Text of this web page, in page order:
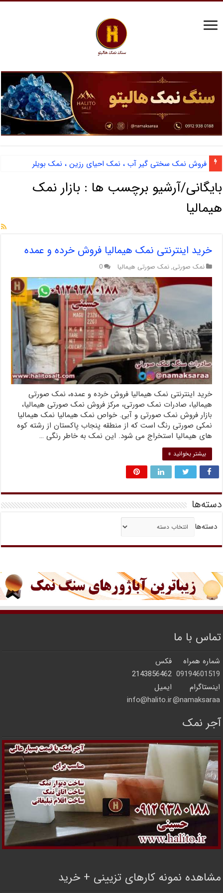
فروش نمک سختی گیر آب ، نمک احیای رزین ، نمک بویلر
بایگانی/آرشیو برچسب ها : بازار نمک
هیمالیا
خرید اینترنتی نمک هیمالیا فروش خرده و عمده
نمک صورتی, نمک صورتی هیمالیا 0
خرید اینترنتی نمک هیمالیا فروش خرده و عمده، نمک صورتی
هیمالیا، صادرات نمک صورتی، مرکز فروش نمک صورتی هیمالیا،
بازار فروش نمک صورتی و آبی. خواص نمک هیمالیا نمک هیمالیا
نمکی صورتی رنگ است که از منطقه پنجاب پاکستان از رشته کوه
های هیمالیا استخراج می شود. این نمک به خاطر رنگی …
بیشتر بخوانید »
دسته‌ها
دسته‌ها
تماس با ما
شماره همراه
فکس
09194601519
2143856462
اینستاگرام
ایمیل
namaksaraa@
info@halito.ir
آجر نمک
مشاهده نمونه کارهای تزیینی + خرید